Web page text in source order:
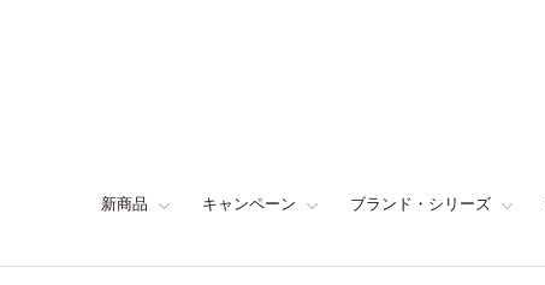
新商品 キャンペーン ブランド・シリーズ